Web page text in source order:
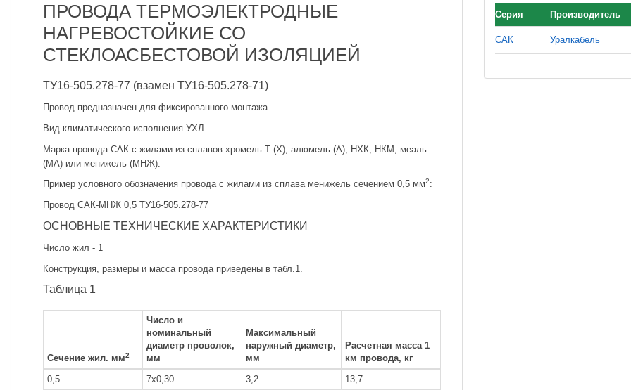
ПРОВОДА ТЕРМОЭЛЕКТРОДНЫЕ
НАГРЕВОСТОЙКИЕ СО
СТЕКЛОАСБЕСТОВОЙ ИЗОЛЯЦИЕЙ
ТУ16-505.278-77 (взамен ТУ16-505.278-71)
Провод предназначен для фиксированного монтажа.
Вид климатического исполнения УХЛ.
Марка провода САК с жилами из сплавов хромель Т (X), алюмель (А), НХК, НКМ, меаль
(МА) или менижель (МНЖ).
Пример условного обозначения провода с жилами из сплава менижель сечением 0,5 мм2:
Провод САК-МНЖ 0,5 ТУ16-505.278-77
ОСНОВНЫЕ ТЕХНИЧЕСКИЕ ХАРАКТЕРИСТИКИ
Число жил - 1
Конструкция, размеры и масса провода приведены в табл.1.
Таблица 1
Сечение жил. мм2
Число и
номинальный
диаметр проволок,
мм
Максимальный
наружный диаметр,
мм
Расчетная масса 1
км провода, кг
0,5
7x0,30 3,2 13,7
Серия Производитель
САК Уралкабель